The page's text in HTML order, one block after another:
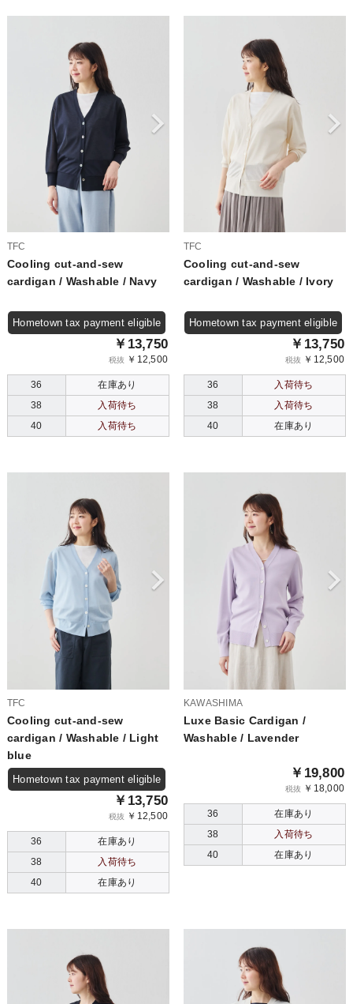
TFC
Cooling cut-and-sew
cardigan / Washable / Navy
Hometown tax payment eligible
￥13,750
税抜 ￥12,500
36
在庫あり
38
入荷待ち
40
入荷待ち
TFC
Cooling cut-and-sew
cardigan / Washable / Ivory
Hometown tax payment eligible
￥13,750
税抜 ￥12,500
36
入荷待ち
38
入荷待ち
40
在庫あり
TFC
Cooling cut-and-sew
cardigan / Washable / Light
blue
Hometown tax payment eligible
￥13,750
税抜 ￥12,500
36
在庫あり
38
入荷待ち
40
在庫あり
KAWASHIMA
Luxe Basic Cardigan /
Washable / Lavender
￥19,800
税抜 ￥18,000
36
在庫あり
38
入荷待ち
40
在庫あり